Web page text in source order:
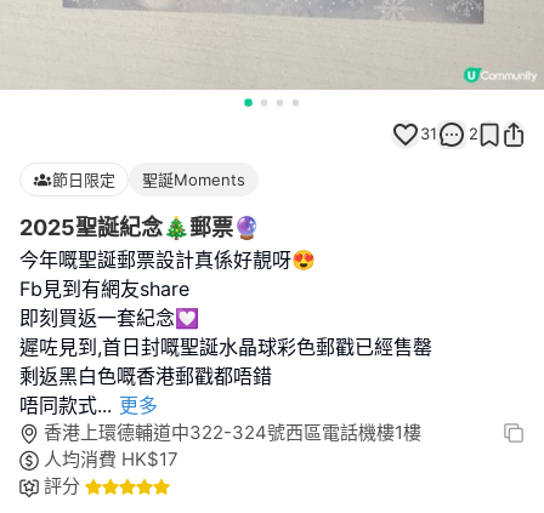
31 2
節日限定 聖誕Moments
2025聖誕紀念🎄郵票🔮
今年嘅聖誕郵票設計真係好靚呀😍
Fb見到有網友share
即刻買返一套紀念💟
遲咗見到,首日封嘅聖誕水晶球彩色郵戳已經售罄
剩返黑白色嘅香港郵戳都唔錯
唔同款式... 更多
香港上環德輔道中322-324號西區電話機樓1樓
人均消費 HK$17
評分